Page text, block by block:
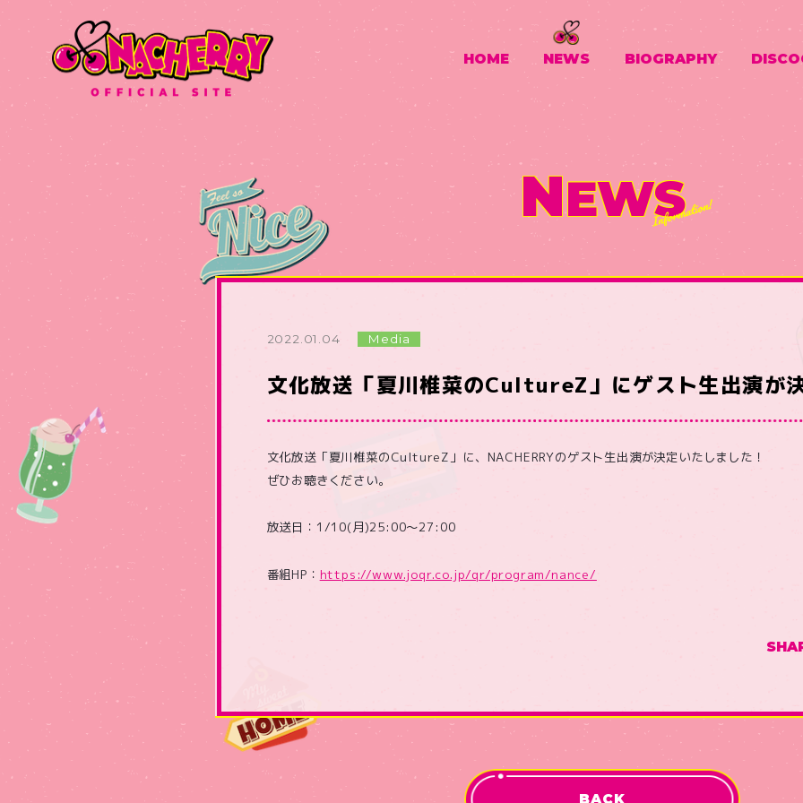
HOME NEWS BIOGRAPHY
NEWS
2022.01.04 Media
文化放送「夏川椎菜のCultureZ」にゲスト生出演が
文化放送「夏川椎菜のCultureZ」に、NACHERRYのゲスト生出演が決定いたしました！
ぜひお聴きください。
放送日：1/10(月)25:00〜27:00
番組HP： https://www.joqr.co.jp/qr/program/nance/
BACK